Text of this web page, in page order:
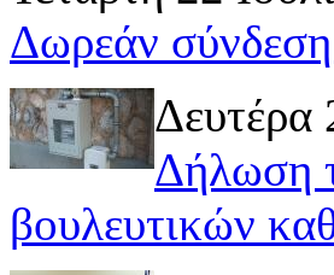
Δωρεάν
Δευτέρα
Δήλωση
βουλευτικών